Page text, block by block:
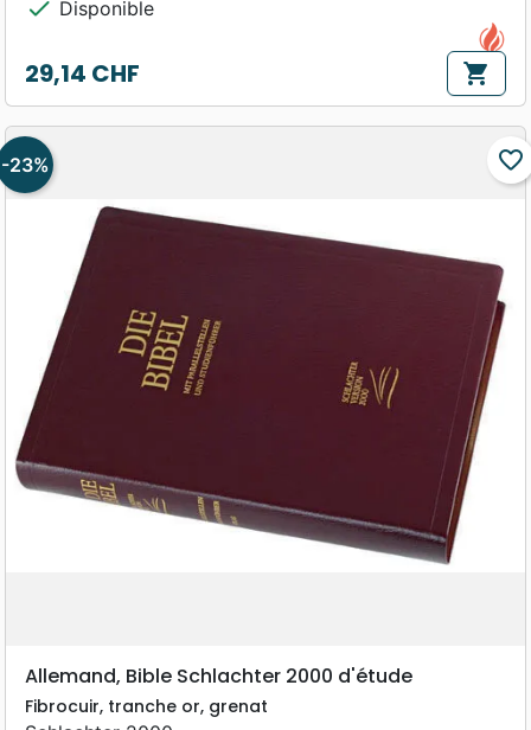
check Disponible
Prix
29,14 CHF shopping_cart
-23% favorite_border
Allemand, Bible Schlachter 2000 d'étude
Fibrocuir, tranche or, grenat